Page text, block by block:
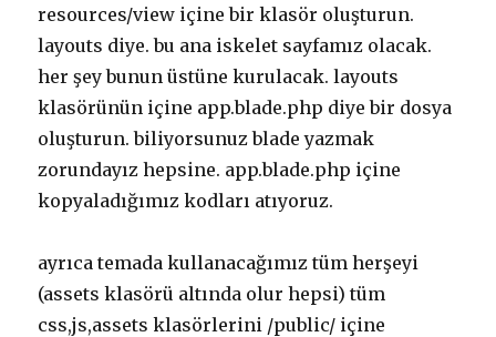
resources/view içine bir klasör oluşturun.
layouts diye. bu ana iskelet sayfamız olacak.
her şey bunun üstüne kurulacak. layouts
klasörünün içine app.blade.php diye bir dosya
oluşturun. biliyorsunuz blade yazmak
zorundayız hepsine. app.blade.php içine
kopyaladığımız kodları atıyoruz.
ayrıca temada kullanacağımız tüm herşeyi
(assets klasörü altında olur hepsi) tüm
css,js,assets klasörlerini /public/ içine